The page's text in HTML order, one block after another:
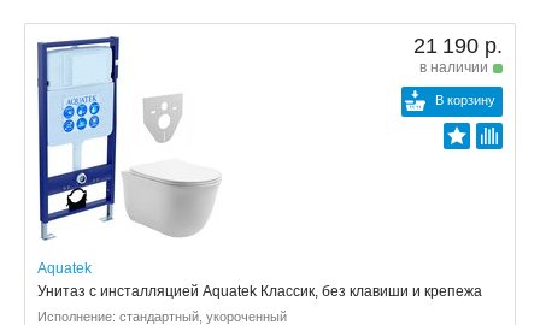
21 190 р.
в наличии
В корзину
Aquatek
Унитаз с инсталляцией Aquatek Классик, без клавиши и крепежа
Исполнение: стандартный, укороченный